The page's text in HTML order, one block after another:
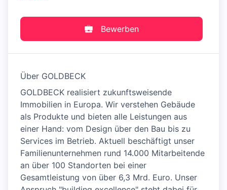
Bewerben
Über GOLDBECK
GOLDBECK realisiert zukunftsweisende
Immobilien in Europa. Wir verstehen Gebäude
als Produkte und bieten alle Leistungen aus
einer Hand: vom Design über den Bau bis zu
Services im Betrieb. Aktuell beschäftigt unser
Familienunternehmen rund 14.000 Mitarbeitende
an über 100 Standorten bei einer
Gesamtleistung von über 6,3 Mrd. Euro. Unser